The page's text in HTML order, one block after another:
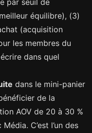
équilibre), (3)
(acquisition
les membres du
dans quel
dans le mini-panier
de la
AOV de 20 à 30 %
C’est l’un des